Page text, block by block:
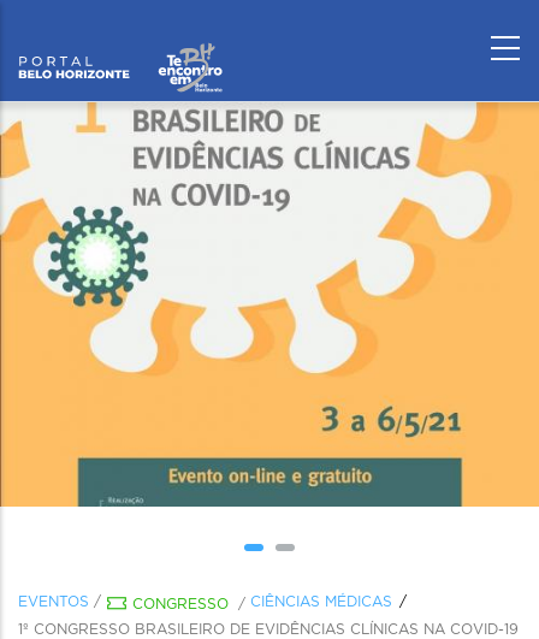
EVENTOS / CONGRESSO / CIÊNCIAS MÉDICAS
1º CONGRESSO BRASILEIRO DE EVIDÊNCIAS CLÍNICAS NA COVID-19